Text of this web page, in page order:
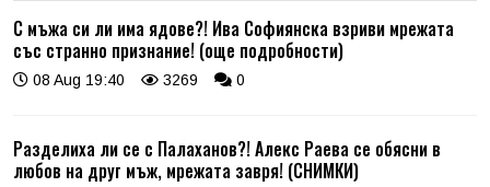
С мъжа си ли има ядове?! Ива Софиянска взриви мрежата
със странно признание! (още подробности)
08 Aug 19:40 3269 0
Разделиха ли се с Палаханов?! Алекс Раева се обясни в
любов на друг мъж, мрежата завря! (СНИМКИ)